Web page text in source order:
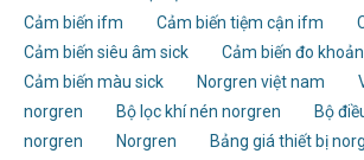
Cảm biến ifm
Cảm biến tiệm cận ifm
Cảm biến siêu âm sick
Cảm biến đo
Cảm biến màu sick
Norgren việt nam
norgren
Bộ lọc khí nén norgren
Bộ
norgren
Norgren Bảng giá thiết bị